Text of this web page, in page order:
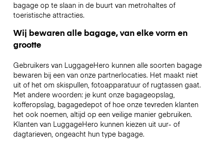
bagage op te slaan in de buurt van metrohaltes of
toeristische attracties.
Wij bewaren alle bagage, van elke vorm en
grootte
Gebruikers van LuggageHero kunnen alle soorten bagage
bewaren bij een van onze partnerlocaties. Het maakt niet
uit of het om skispullen, fotoapparatuur of rugtassen gaat.
Met andere woorden: je kunt onze bagageopslag,
kofferopslag, bagagedepot of hoe onze tevreden klanten
het ook noemen, altijd op een veilige manier gebruiken.
Klanten van LuggageHero kunnen kiezen uit uur- of
dagtarieven, ongeacht hun type bagage.